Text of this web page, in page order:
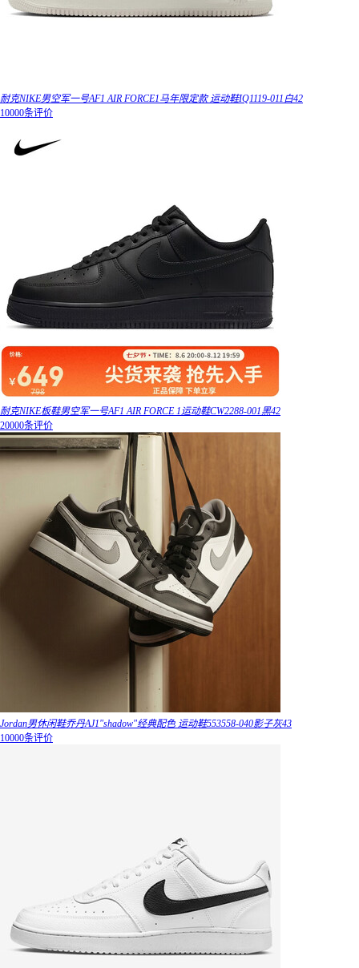
耐克NIKE男空军一号AF1 AIR FORCE1马年限定款 运动鞋IQ1119-011白42
10000条评价
耐克NIKE板鞋男空军一号AF1 AIR FORCE 1运动鞋CW2288-001黑42
20000条评价
Jordan男休闲鞋乔丹AJ1"shadow"经典配色 运动鞋553558-040影子灰43
10000条评价